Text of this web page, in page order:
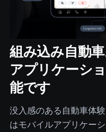
組み込み自動
アプリケーシ
能です
没入感のある自動車体
はモバイルアプリケー